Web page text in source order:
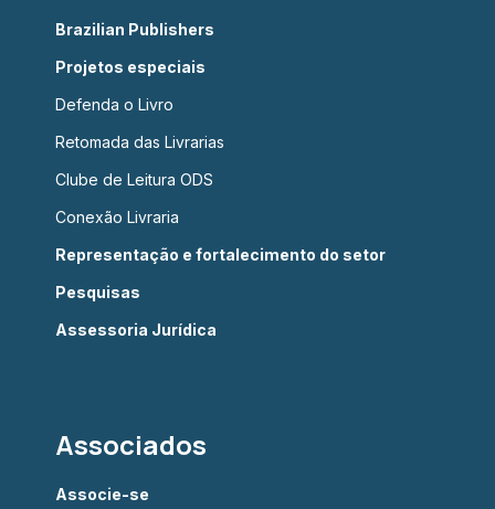
Brazilian Publishers
Projetos especiais
Defenda o Livro
Retomada das Livrarias
Clube de Leitura ODS
Conexão Livraria
Representação e fortalecimento do setor
Pesquisas
Assessoria Jurídica
Associados
Associe-se